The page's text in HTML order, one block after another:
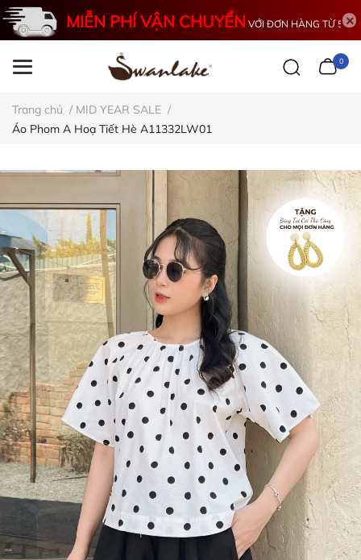
MIỄN PHÍ VẬN CHUYỂN VỚI ĐƠN HÀNG TỪ 500K
0
Trang chủ / MID YEAR SALE /
Áo Phom A Hoạ Tiết Hè A11332LW01